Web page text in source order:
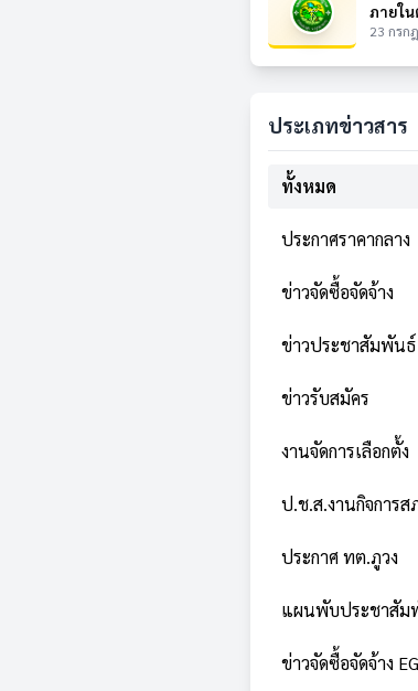
ภายใ
23 กรก
ประเภทข่าวสาร
ทั้งหมด
ประกาศราคากลาง
ข่าวจัดซื้อจัดจ้าง
ข่าวประชาสัมพันธ์
ข่าวรับสมัคร
งานจัดการเลือกตั้ง
ป.ช.ส.งานกิจการส
ประกาศ ทต.ภูวง
แผนพับประชาสัม
ข่าวจัดซื้อจัดจ้าง